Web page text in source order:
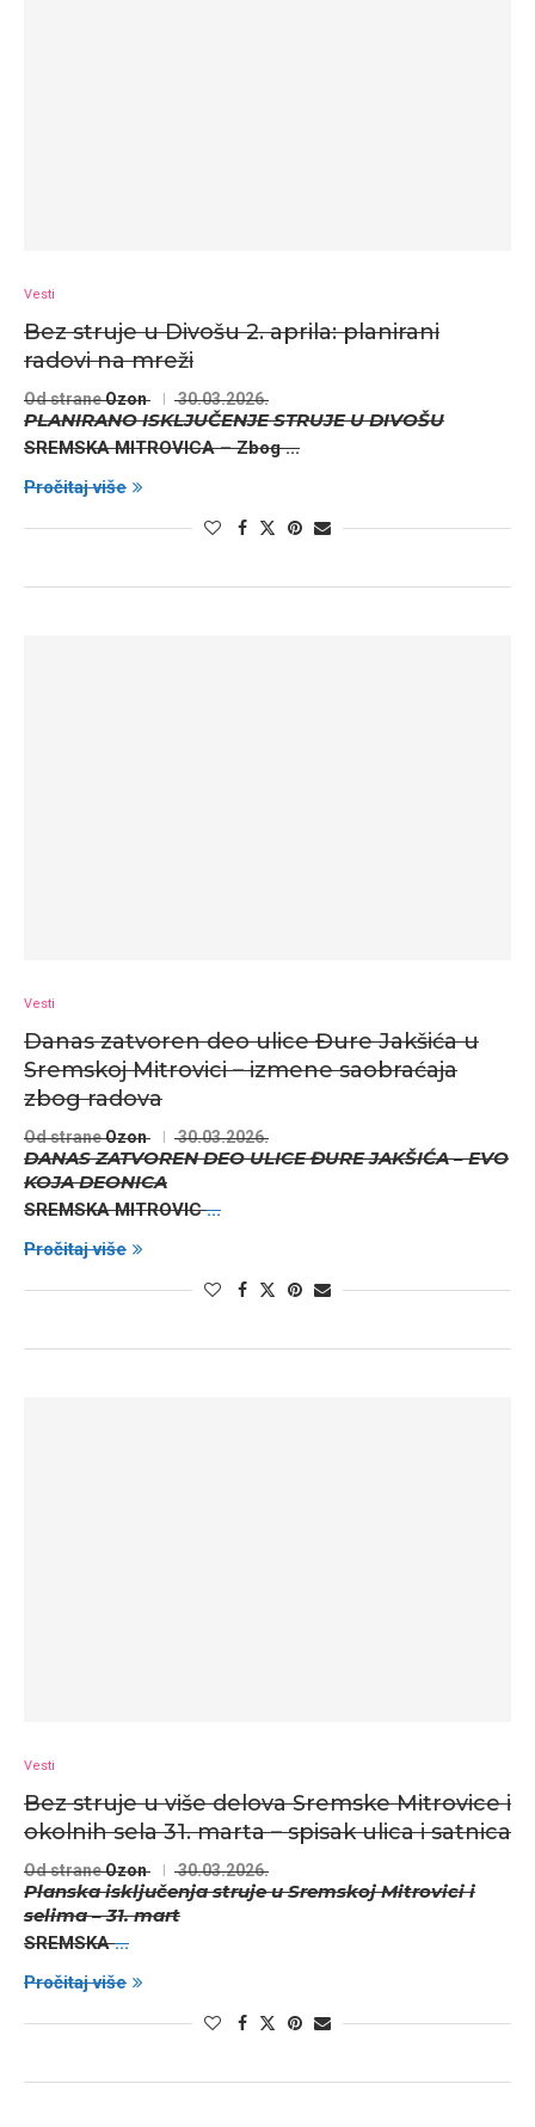
Vesti
Bez struje u Divošu 2. aprila: planirani
radovi na mreži
Od straneOzon 30.03.2026.
PLANIRANO ISKLJUČENJE STRUJE U DIVOŠU
SREMSKA MITROVICA– Zbog...
Pročitaj više
Vesti
Danas zatvoren deo ulice Đure Jakšića u
Sremskoj Mitrovici – izmene saobraćaja
zbog radova
Od straneOzon 30.03.2026.
DANAS ZATVOREN DEO ULICE ĐURE JAKŠIĆA – EVO
KOJA DEONICA
SREMSKA MITROVIC...
Pročitaj više
Vesti
Bez struje u više delova Sremske Mitrovice i
okolnih sela 31. marta – spisak ulica i satnica
Od straneOzon 30.03.2026.
Planska isključenja struje u Sremskoj Mitrovici i
selima – 31. mart
SREMSKA...
Pročitaj više